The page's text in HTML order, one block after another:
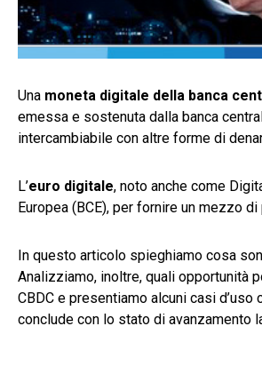
Una moneta digitale della banca
emessa e sostenuta dalla banca
intercambiabile con altre forme di
L’euro digitale, noto anche come
Europea (BCE), per fornire un mezzo
In questo articolo spieghiamo cosa
Analizziamo, inoltre, quali opportunità
CBDC e presentiamo alcuni casi
conclude con lo stato di avanzamento